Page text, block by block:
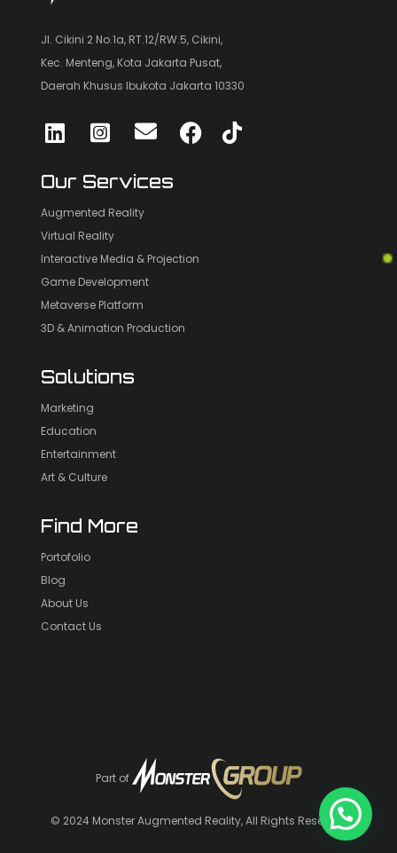
Jl. Cikini 2 No.1a, RT.12/RW.5, Cikini,
Kec. Menteng, Kota Jakarta Pusat,
Daerah Khusus Ibukota Jakarta 10330
Our Services
Augmented Reality
Virtual Reality
Interactive Media & Projection
Game Development
Metaverse Platform
3D & Animation Production
Solutions
Marketing
Education
Entertainment
Art & Culture
Find More
Portofolio
Blog
About Us
Contact Us
Part of
© 2024 Monster Augmented Reality, All Rights Reserved